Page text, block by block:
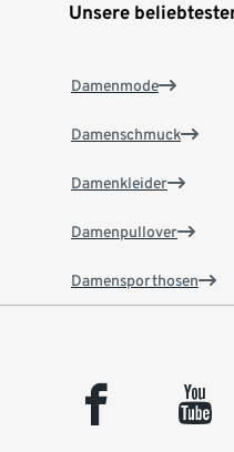
Unsere
Damenmode
Damenschmuck
Damenkleider
Damenpullover
Damensporthosen
facebook youtube